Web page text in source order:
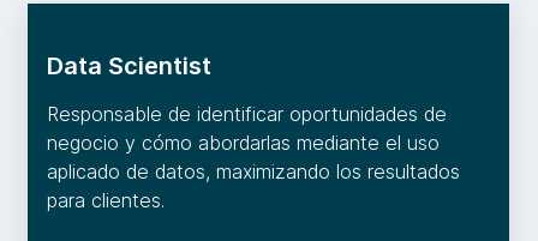
Data Scientist
Responsable de identificar oportunidades de
negocio y cómo abordarlas mediante el uso
aplicado de datos, maximizando los resultados
para clientes.